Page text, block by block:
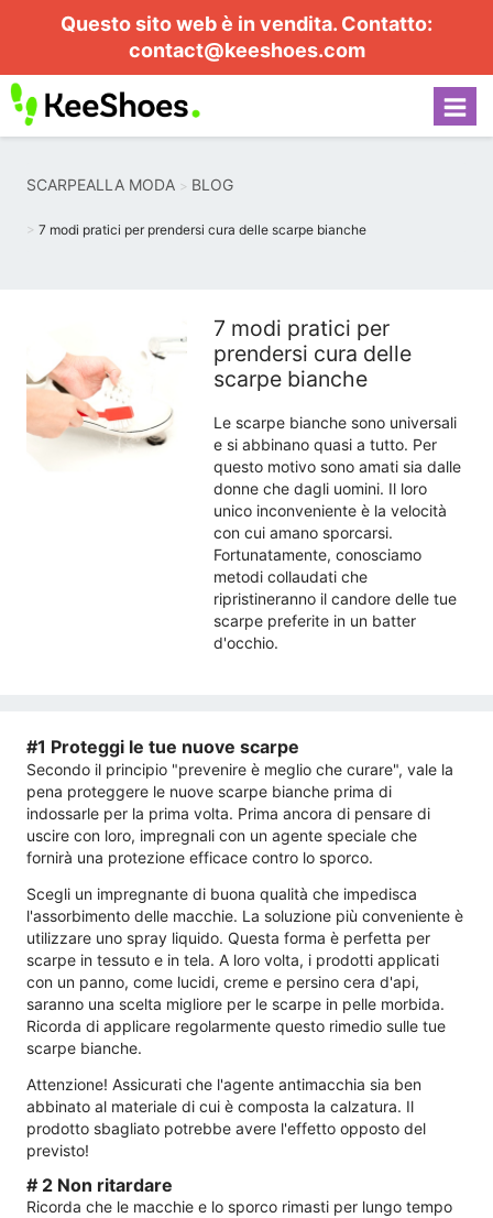
Questo sito web è in vendita. Contatto:
contact@keeshoes.com
SCARPEALLA MODA BLOG
7 modi pratici per prendersi cura delle scarpe bianche
7 modi pratici per
prendersi cura delle
scarpe bianche
Le scarpe bianche sono universali
e si abbinano quasi a tutto. Per
questo motivo sono amati sia dalle
donne che dagli uomini. Il loro
unico inconveniente è la velocità
con cui amano sporcarsi.
Fortunatamente, conosciamo
metodi collaudati che
ripristineranno il candore delle tue
scarpe preferite in un batter
d'occhio.
#1 Proteggi le tue nuove scarpe
Secondo il principio "prevenire è meglio che curare", vale la
pena proteggere le nuove scarpe bianche prima di
indossarle per la prima volta. Prima ancora di pensare di
uscire con loro, impregnali con un agente speciale che
fornirà una protezione efficace contro lo sporco.
Scegli un impregnante di buona qualità che impedisca
l'assorbimento delle macchie. La soluzione più conveniente è
utilizzare uno spray liquido. Questa forma è perfetta per
scarpe in tessuto e in tela. A loro volta, i prodotti applicati
con un panno, come lucidi, creme e persino cera d'api,
saranno una scelta migliore per le scarpe in pelle morbida.
Ricorda di applicare regolarmente questo rimedio sulle tue
scarpe bianche.
Attenzione! Assicurati che l'agente antimacchia sia ben
abbinato al materiale di cui è composta la calzatura. Il
prodotto sbagliato potrebbe avere l'effetto opposto del
previsto!
# 2 Non ritardare
Ricorda che le macchie e lo sporco rimasti per lungo tempo